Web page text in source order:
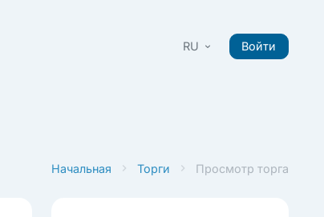
RU Войти
Начальная Торги Просмотр торга